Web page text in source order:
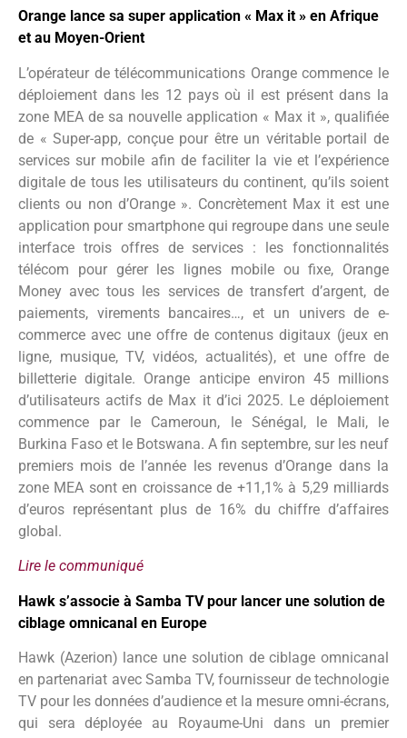
Orange lance sa super application « Max it » en Afrique
et au Moyen-Orient
L’opérateur de télécommunications Orange commence le
déploiement dans les 12 pays où il est présent dans la
zone MEA de sa nouvelle application « Max it », qualifiée
de « Super-app, conçue pour être un véritable portail de
services sur mobile afin de faciliter la vie et l’expérience
digitale de tous les utilisateurs du continent, qu’ils soient
clients ou non d’Orange ». Concrètement Max it est une
application pour smartphone qui regroupe dans une seule
interface trois offres de services : les fonctionnalités
télécom pour gérer les lignes mobile ou fixe, Orange
Money avec tous les services de transfert d’argent, de
paiements, virements bancaires…, et un univers de e-
commerce avec une offre de contenus digitaux (jeux en
ligne, musique, TV, vidéos, actualités), et une offre de
billetterie digitale. Orange anticipe environ 45 millions
d’utilisateurs actifs de Max it d’ici 2025. Le déploiement
commence par le Cameroun, le Sénégal, le Mali, le
Burkina Faso et le Botswana. A fin septembre, sur les neuf
premiers mois de l’année les revenus d’Orange dans la
zone MEA sont en croissance de +11,1% à 5,29 milliards
d’euros représentant plus de 16% du chiffre d’affaires
global.
Lire le communiqué
Hawk s’associe à Samba TV pour lancer une solution de
ciblage omnicanal en Europe
Hawk (Azerion) lance une solution de ciblage omnicanal
en partenariat avec Samba TV, fournisseur de technologie
TV pour les données d’audience et la mesure omni-écrans,
qui sera déployée au Royaume-Uni dans un premier